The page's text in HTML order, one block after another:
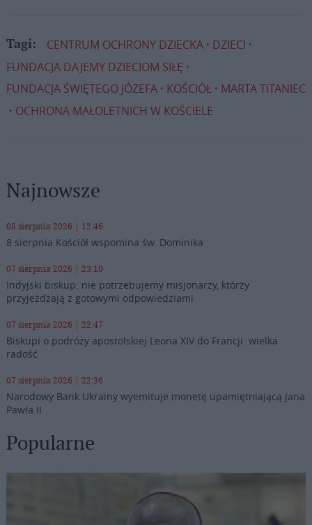
Tagi: CENTRUM OCHRONY DZIECKA
DZIECI
FUNDACJA DAJEMY DZIECIOM SIŁĘ
FUNDACJA ŚWIĘTEGO JÓZEFA
KOŚCIÓŁ
MARTA TITANIEC
OCHRONA MAŁOLETNICH W KOŚCIELE
Najnowsze
08 sierpnia 2026 | 12:46
8 sierpnia Kościół wspomina św. Dominika
07 sierpnia 2026 | 23:10
Indyjski biskup: nie potrzebujemy misjonarzy, którzy
przyjeżdżają z gotowymi odpowiedziami
07 sierpnia 2026 | 22:47
Biskupi o podróży apostolskiej Leona XIV do Francji: wielka
radość
07 sierpnia 2026 | 22:36
Narodowy Bank Ukrainy wyemituje monetę upamiętniającą Jana
Pawła II
Popularne